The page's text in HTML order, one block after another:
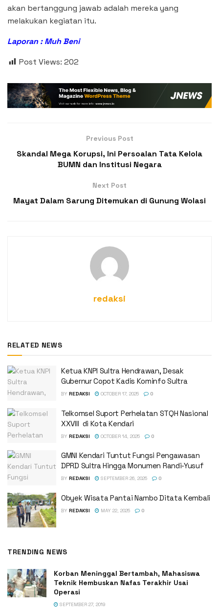
akan bertanggung jawab adalah mereka yang
melakukan kegiatan itu.
Laporan : Muh Beni
Post Views: 202
Previous Post
Skandal Mega Korupsi, Ini Persoalan Tata Kelola
BUMN dan Institusi Negara
Next Post
Mayat Dalam Sarung Ditemukan di Gunung Wolasi
redaksi
RELATED NEWS
Ketua KNPI Sultra Hendrawan, Desak
Gubernur Copot Kadis Kominfo Sultra
BY REDAKSI OCTOBER 17, 2025 0
Telkomsel Suport Perhelatan STQH Nasional
XXVIII di Kota Kendari
BY REDAKSI OCTOBER 14, 2025 0
GMNI Kendari Tuntut Fungsi Pengawasan
DPRD Sultra Hingga Monumen Randi-Yusuf ‎
BY REDAKSI SEPTEMBER 26, 2025 0
Obyek Wisata Pantai Nambo Ditata Kembali
BY REDAKSI MAY 22, 2025 0
TRENDING NEWS
Korban Meninggal Bertambah, Mahasiswa
Teknik Hembuskan Nafas Terakhir Usai
Operasi
SEPTEMBER 27, 2019